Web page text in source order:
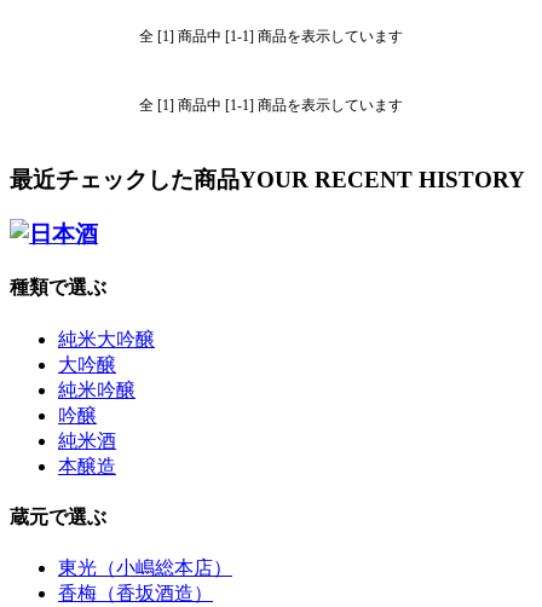
全 [1] 商品中 [1-1] 商品を表示しています
全 [1] 商品中 [1-1] 商品を表示しています
最近チェックした商品YOUR RECENT HISTORY
種類で選ぶ
純米大吟醸
大吟醸
純米吟醸
吟醸
純米酒
本醸造
蔵元で選ぶ
東光（小嶋総本店）
香梅（香坂酒造）